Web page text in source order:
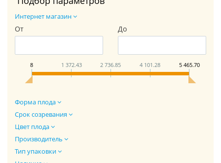
Интернет магазин
От До
8 1 372.43 2 736.85 4 101.28 5 465.70
Форма плода
Срок созревания
Цвет плода
Производитель
Тип упаковки